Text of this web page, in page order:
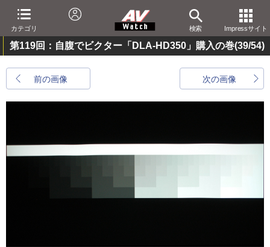
カテゴリ 検索 Impressサイト
第119回：自腹でビクター「DLA-HD350」購入の巻(39/54)
前の画像 次の画像